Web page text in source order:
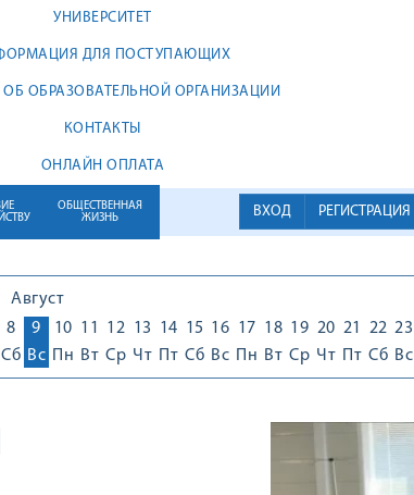
УНИВЕРСИТЕТ
ДЛЯ ПОСТУПАЮЩИХ
ОБ ОБРАЗОВАТЕЛЬНОЙ ОРГАНИЗАЦИИ
КОНТАКТЫ
ОНЛАЙН ОПЛАТА
ВХОД РЕГИСТРАЦИЯ
ОБЩЕСТВЕННАЯ
ЖИЗНЬ
Август
8
Сб
9
Вс
10
Пн
11
Вт
12
Ср
13
Чт
14
Пт
15
Сб
16
Вс
17
Пн
18
Вт
19
Ср
20
Чт
21
Пт
22
Сб
23
Вс